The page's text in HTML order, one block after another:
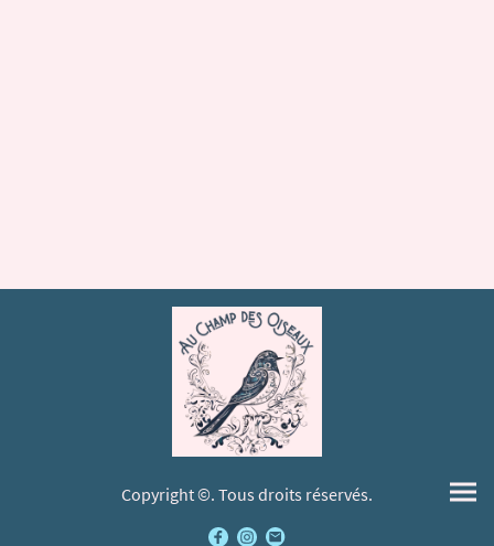
Copyright ©. Tous droits réservés.